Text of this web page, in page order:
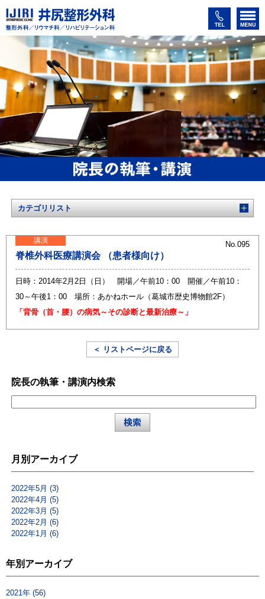
カテゴリリスト
講演 No.095
脊椎外科医療講演会 （患者様向け）
日時：2014年2月2日（日） 開場／午前10：00 開催／午前10：
30～午後1：00 場所：あかねホール（葛城市歴史博物館2F）
「背骨（首・腰）の病気～その診断と最新治療～」
＜ リストページに戻る
院長の執筆・講演内検索
月別アーカイブ
2022年5月 (3)
2022年4月 (5)
2022年3月 (5)
2022年2月 (6)
2022年1月 (6)
年別アーカイブ
2021年 (56)